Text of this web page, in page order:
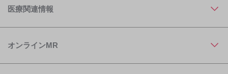
医療関連情報
オンラインMR